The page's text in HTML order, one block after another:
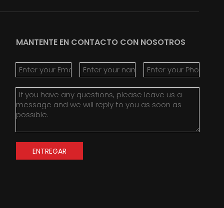
MANTENTE EN CONTACTO CON NOSOTROS
ENTREGAR